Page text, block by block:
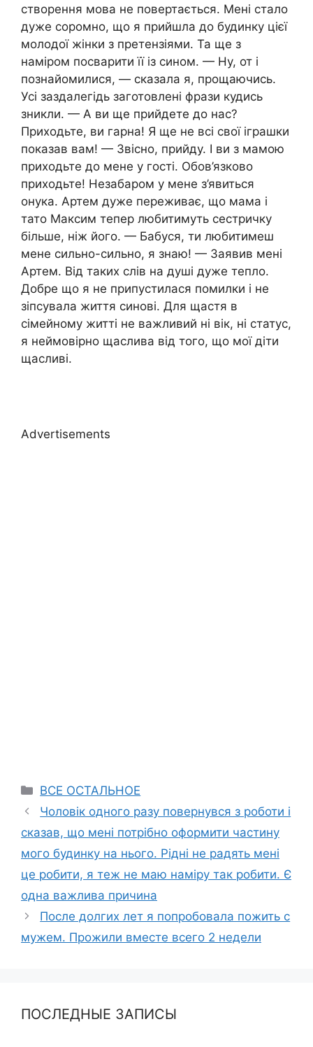
створення мова не повертається. Мені стало
дуже соромно, що я прийшла до будинку цієї
молодої жінки з претензіями. Та ще з
наміром посварити її із сином. — Ну, от і
познайомилися, — сказала я, прощаючись.
Усі заздалегідь заготовлені фрази кудись
зникли. — А ви ще прийдете до нас?
Приходьте, ви гарна! Я ще не всі свої іграшки
показав вам! — Звісно, прийду. І ви з мамою
приходьте до мене у гості. Обов’язково
приходьте! Незабаром у мене з’явиться
онука. Артем дуже переживає, що мама і
тато Максим тепер любитимуть сестричку
більше, ніж його. — Бабуся, ти любитимеш
мене сильно-сильно, я знаю! — Заявив мені
Артем. Від таких слів на душі дуже тепло.
Добре що я не припустилася помилки і не
зіпсувала життя синові. Для щастя в
сімейному житті не важливий ні вік, ні статус,
я неймовірно щаслива від того, що мої діти
щасливі.
Advertisements
Categories
ВСЕ ОСТАЛЬНОЕ
Чоловік одного разу повернувся з роботи і
сказав, що мені потрібно оформити частину
мого будинку на нього. Рідні не радять мені
це робити, я теж не маю наміру так робити. Є
одна важлива причина
После долгих лет я попробовала пожить с
мужем. Прожили вместе всего 2 недели
ПОСЛЕДНЫЕ ЗАПИСЫ